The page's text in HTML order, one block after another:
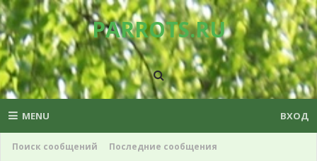
PARROTS.RU
MENU
Поиск сообщений Последние сообщения
ВХОД